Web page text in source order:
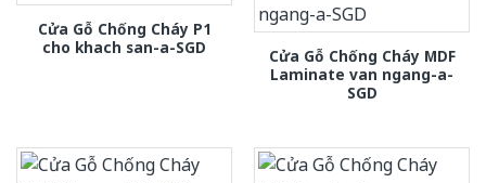
Cửa Gỗ Chống Cháy P1
cho khach san-a-SGD
Cửa Gỗ Chống Cháy MDF
Laminate van ngang-a-
SGD